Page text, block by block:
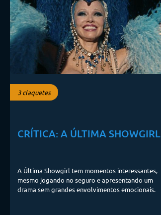
3 claquetes
CRÍTICA: A ÚLTIMA SHOWGIRL
A Última Showgirl tem momentos interessantes,
mesmo jogando no seguro e apresentando um
drama sem grandes envolvimentos emocionais.